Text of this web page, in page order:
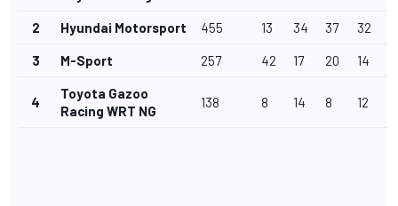
2 Hyundai Motorsport 455 13 34 37 32
3 M-Sport 257 42 17 20 14
4
Toyota Gazoo
Racing WRT NG
138 8 14 8 12